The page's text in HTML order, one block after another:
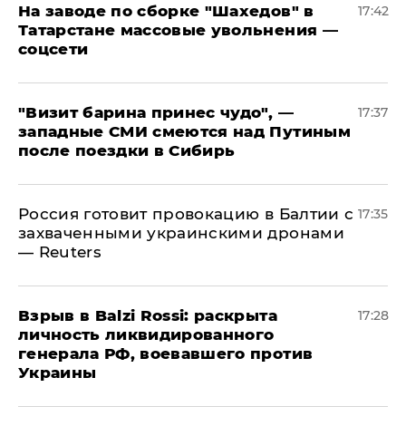
На заводе по сборке "Шахедов" в
Татарстане массовые увольнения —
соцсети
17:42
"Визит барина принес чудо", —
западные СМИ смеются над Путиным
после поездки в Сибирь
17:37
​Россия готовит провокацию в Балтии с
захваченными украинскими дронами
— Reuters
17:35
​Взрыв в Balzi Rossi: раскрыта
личность ликвидированного
генерала РФ, воевавшего против
Украины
17:28